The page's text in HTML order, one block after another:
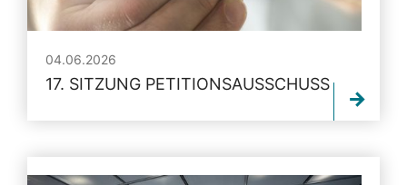
04.06.2026
17. SITZUNG PETITIONSAUSSCHUSS